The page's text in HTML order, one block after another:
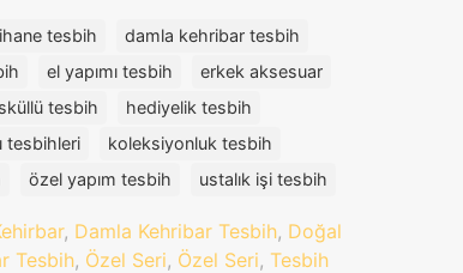
, Damla Kehribar Tesbih, Doğal
Tesbih, Özel Seri, Özel Seri, Tesbih
tesbih
damla kehribar tesbih
el yapımı tesbih
erkek aksesuar
tesbih
hediyelik tesbih
tesbihleri
koleksiyonluk tesbih
özel yapım tesbih ustalık işi tesbih